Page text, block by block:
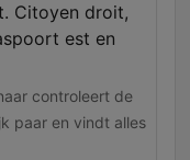
Citoyen droit,
est en
controleert de
paar en vindt alles